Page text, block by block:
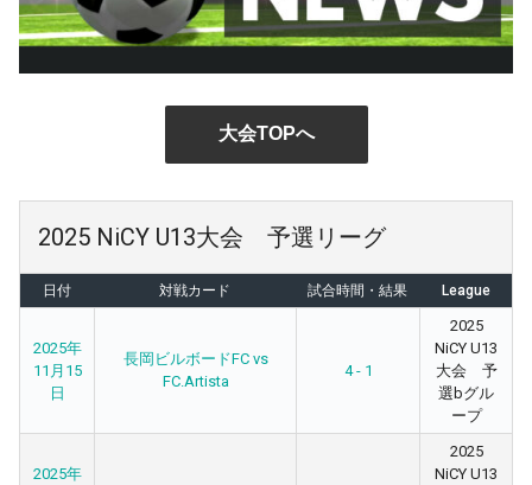
大会TOPへ
2025 NiCY U13大会 予選リーグ
日付 対戦カード 試合時間・結果 League
2025年
11月15
日
長岡ビルボードFC vs
FC.Artista
4 - 1
2025
NiCY U13
大会 予
選bグル
ープ
2025年
2025
NiCY U13